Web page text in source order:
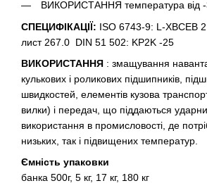
ВИКОРИСТАННЯ температура від -
СПЕЦИФІКАЦІЇ: ISO 6743-9: L-XBCEB
лист 267.0 DIN 51 502: KP2K -25
ВИКОРИСТАННЯ : змащування
кулькових і роликових підшипників,
швидкостей, елементів кузова
вилки) і передач, що піддаються
використання в промисловості, де
низьких, так і підвищених температур.
Ємність упаковки
банка 500г, 5 кг, 17 кг, 180 кг